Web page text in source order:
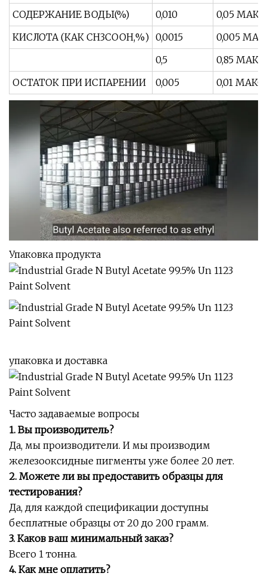
СОДЕРЖАНИЕ ВОДЫ(%) 0,010
0,05 МАКС.
КИСЛОТА (КАК CH3COOH,%) 0,0015
0,005
0,5
0,85 МАКС.
ОСТАТОК ПРИ ИСПАРЕНИИ
0,005 0,01 МАКС.
Упаковка продукта
упаковка и доставка
Часто задаваемые вопросы
1. Вы производитель?
Да, мы производители. И мы производим
железооксидные пигменты уже более 20 лет.
2. Можете ли вы предоставить образцы для
тестирования?
Да, для каждой спецификации доступны
бесплатные образцы от 20 до 200 грамм.
3. Каков ваш минимальный заказ?
Всего 1 тонна.
4. Как мне оплатить?